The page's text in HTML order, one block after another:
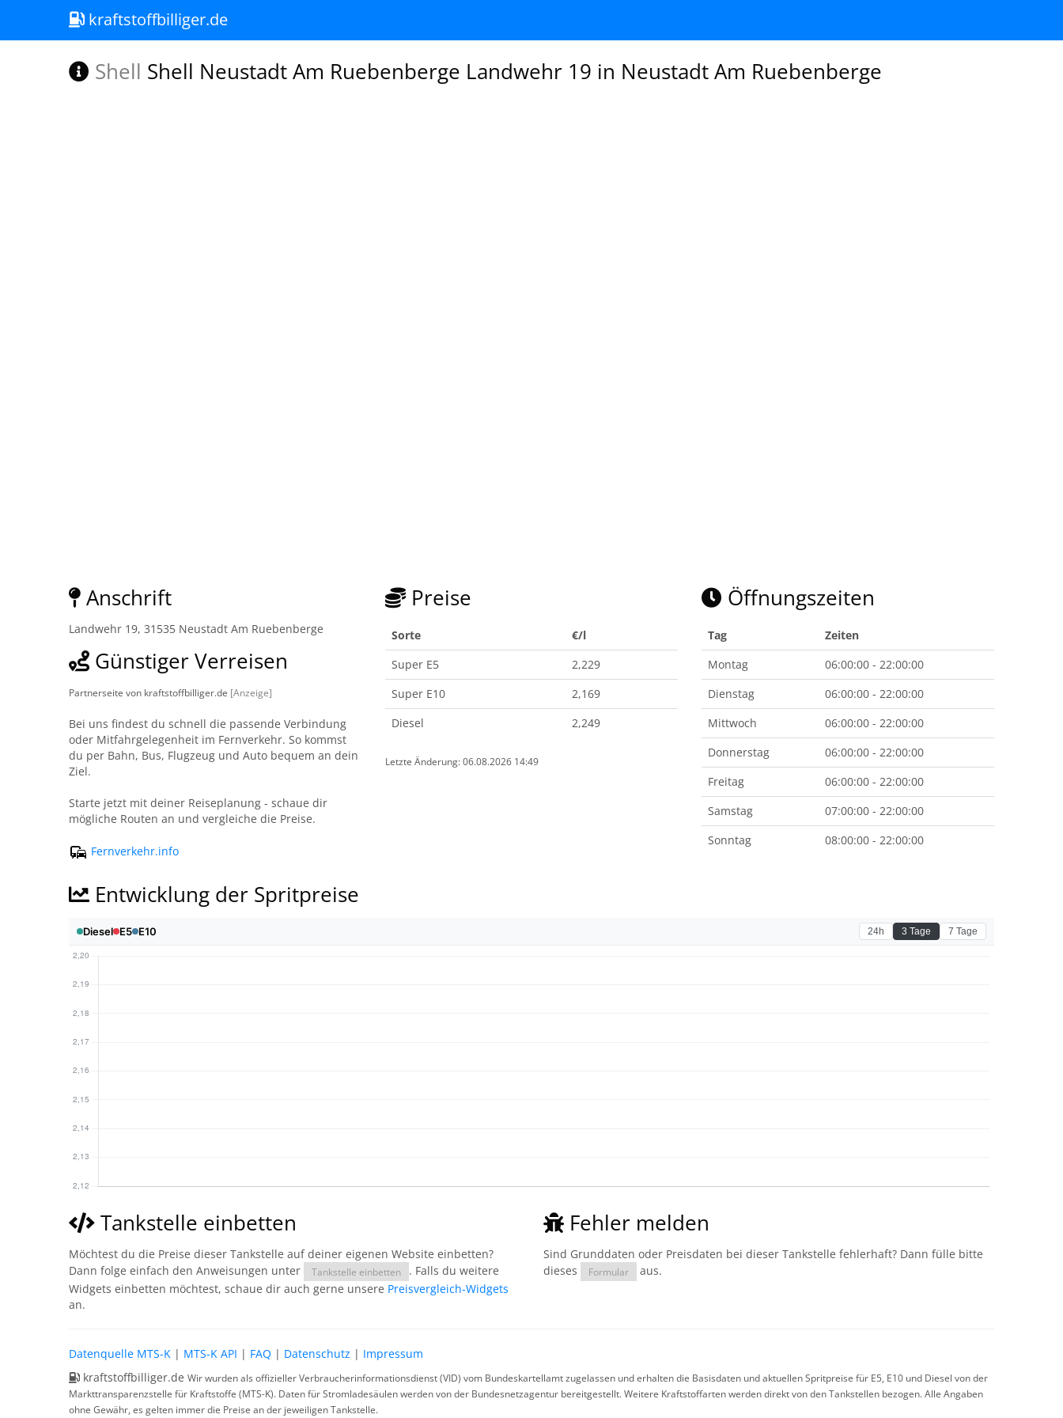
kraftstoffbilliger.de
Shell Shell Neustadt Am Ruebenberge Landwehr 19 in Neustadt Am Ruebenberge
Anschrift
Landwehr 19, 31535 Neustadt Am Ruebenberge
Günstiger Verreisen
Partnerseite von kraftstoffbilliger.de [Anzeige]
Bei uns findest du schnell die passende Verbindung
oder Mitfahrgelegenheit im Fernverkehr. So kommst
du per Bahn, Bus, Flugzeug und Auto bequem an dein
Ziel.
Starte jetzt mit deiner Reiseplanung - schaue dir
mögliche Routen an und vergleiche die Preise.
Fernverkehr.info
Preise
Sorte
€/l
Super E5
2,229
Super E10
2,169
Diesel
2,249
Letzte Änderung: 06.08.2026 14:49
Öffnungszeiten
Tag
Zeiten
Montag
06:00:00 - 22:00:00
Dienstag
06:00:00 - 22:00:00
Mittwoch
06:00:00 - 22:00:00
Donnerstag
06:00:00 - 22:00:00
Freitag
06:00:00 - 22:00:00
Samstag
07:00:00 - 22:00:00
Sonntag
08:00:00 - 22:00:00
Entwicklung der Spritpreise
Tankstelle einbetten
Möchtest du die Preise dieser Tankstelle auf deiner eigenen Website einbetten?
Dann folge einfach den Anweisungen unter
Tankstelle einbetten
. Falls du weitere
Widgets einbetten möchtest, schaue dir auch gerne unsere Preisvergleich-Widgets
an.
Fehler melden
Sind Grunddaten oder Preisdaten bei dieser Tankstelle fehlerhaft? Dann fülle bitte
dieses
Formular aus.
Datenquelle MTS-K | MTS-K API | FAQ | Datenschutz | Impressum
kraftstoffbilliger.de Wir wurden als offizieller Verbraucherinformationsdienst (VID) vom Bundeskartellamt zugelassen und erhalten die Basisdaten und aktuellen Spritpreise für E5, E10 und Diesel von der
Markttransparenzstelle für Kraftstoffe (MTS-K). Daten für Stromladesäulen werden von der Bundesnetzagentur bereitgestellt. Weitere Kraftstoffarten werden direkt von den Tankstellen bezogen. Alle Angaben
ohne Gewähr, es gelten immer die Preise an der jeweiligen Tankstelle.